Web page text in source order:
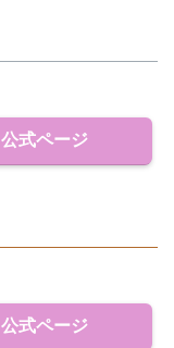
公式ページ
公式ページ